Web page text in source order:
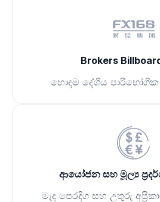
Brokers
හොඳම දේශීය පාරිභෝගික
ආයෝජන සහ මූල්‍ය
මැද පෙරදිග සහ උතුරු